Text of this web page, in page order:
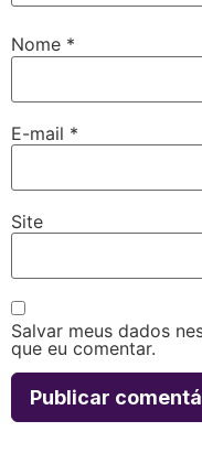
Nome *
E-mail *
Site
Salvar meus dados
que eu comentar.